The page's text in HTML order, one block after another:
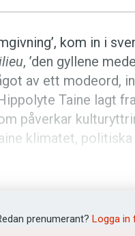
kom in i
, ’den gyllene
av ett modeord,
Taine lagt
påverkar
klimatet,
länge med
prenumerant? Logga in